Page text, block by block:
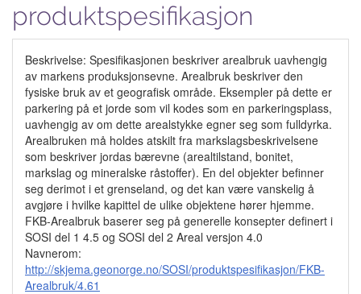
produktspesifikasjon
Beskrivelse: Spesifikasjonen beskriver arealbruk uavhengig
av markens produksjonsevne. Arealbruk beskriver den
fysiske bruk av et geografisk område. Eksempler på dette er
parkering på et jorde som vil kodes som en parkeringsplass,
uavhengig av om dette arealstykke egner seg som fulldyrka.
Arealbruken må holdes atskilt fra markslagsbeskrivelsene
som beskriver jordas bærevne (arealtilstand, bonitet,
markslag og mineralske råstoffer). En del objekter befinner
seg derimot i et grenseland, og det kan være vanskelig å
avgjøre i hvilke kapittel de ulike objektene hører hjemme.
FKB-Arealbruk baserer seg på generelle konsepter definert i
SOSI del 1 4.5 og SOSI del 2 Areal versjon 4.0
Navnerom:
http://skjema.geonorge.no/SOSI/produktspesifikasjon/FKB-
Arealbruk/4.61